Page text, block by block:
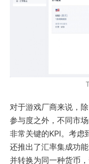
对于游戏厂商来说，
参与度之外，不同市
非常关键的KPI。考虑
还推出了汇率集成功
并转换为同一种货币